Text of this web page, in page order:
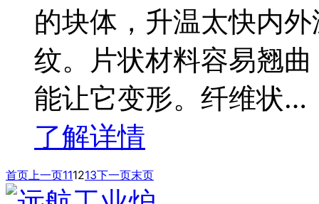
的块体，升温太快内
纹。片状材料容易翘
能让它变形。纤维状…
了解详情
首页 上一页111213下一页末页